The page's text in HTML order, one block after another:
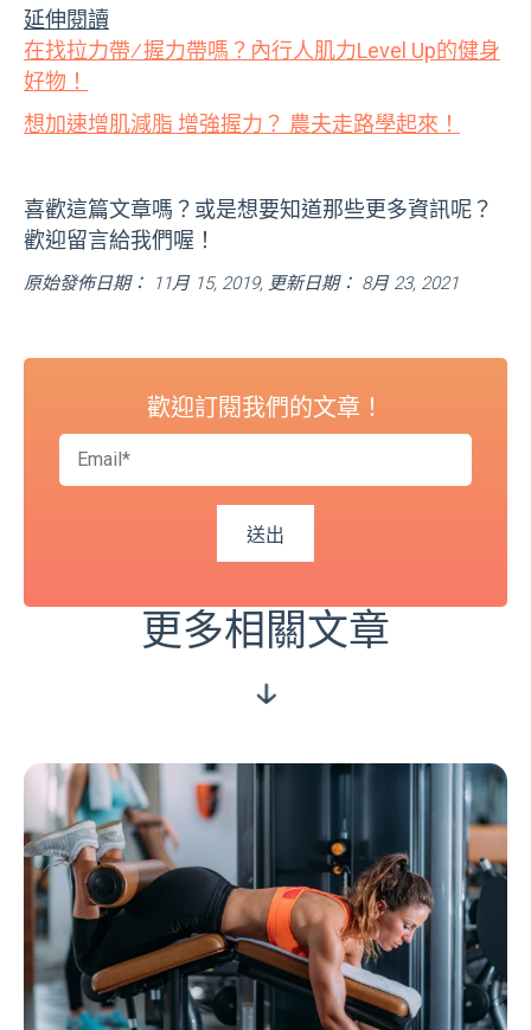
延伸閱讀
在找拉力帶 ∕ 握力帶嗎？內行人肌力Level Up的健身
好物！
想加速增肌減脂 增強握力？ 農夫走路學起來！
喜歡這篇文章嗎？或是想要知道那些更多資訊呢？
歡迎留言給我們喔！
原始發佈日期： 11月 15, 2019, 更新日期： 8月 23, 2021
歡迎訂閱我們的文章！
更多相關文章